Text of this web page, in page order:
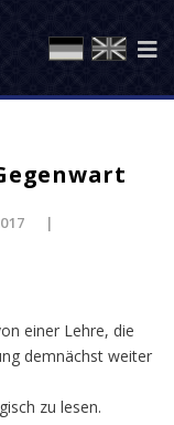
einer Lehre, die
demnächst weiter
zu lesen.